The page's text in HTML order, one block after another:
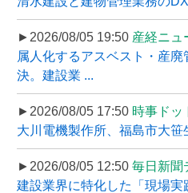
►2026/08/05 19:50 産経ニュ
属人化するアスベスト・産
決。建設業 ...
►2026/08/05 17:50 時事ドッ
大川電機製作所、福島市大
►2026/08/05 12:50 毎日新聞
建設業界に特化した「現場